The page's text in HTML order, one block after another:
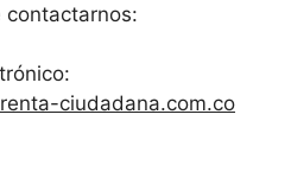
contactarnos:
ciudadana.com.co